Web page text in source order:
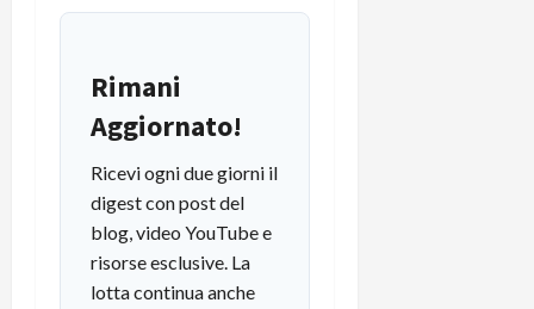
Rimani
Aggiornato!
Ricevi ogni due giorni il
digest con post del
blog, video YouTube e
risorse esclusive. La
lotta continua anche